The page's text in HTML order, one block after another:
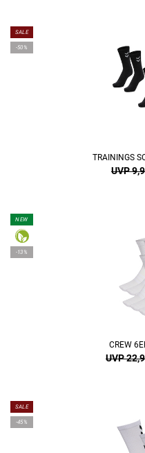
SALE
-50%
TRAININGS
UVP
NEW
-13%
CREW
UVP
SALE
-45%